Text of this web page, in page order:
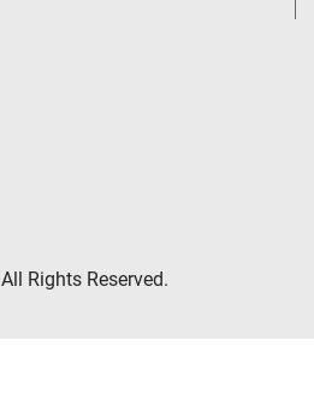
Rights Reserved.